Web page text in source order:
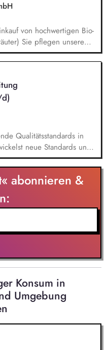
von hochwertigen Bio-
Sie pflegen unsere
diese strategisch
bauen neue nachhaltige
Die Umsetzung von
entlang der
Sie arbeiten eng mit
Qualitätswesen,
Qualitätsstandards in
neue Standards und
Servicelevel
Qualitätskennzahlen
sie kontinuierlich
für
Prozesse proaktiv, indem
analysierst.
abonnieren &
Konsum in
Umgebung